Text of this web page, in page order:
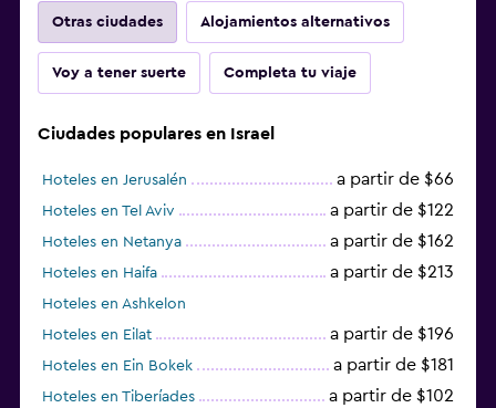
Otras ciudades Alojamientos alternativos
Voy a tener suerte Completa tu viaje
Ciudades populares en Israel
Hoteles en Jerusalén a partir de $66
Hoteles en Tel Aviv a partir de $122
Hoteles en Netanya a partir de $162
Hoteles en Haifa a partir de $213
Hoteles en Ashkelon
Hoteles en Eilat
a partir de $196
Hoteles en Ein Bokek a partir de $181
Hoteles en Tiberíades a partir de $102